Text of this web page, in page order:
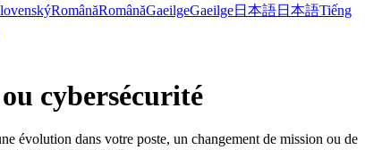
RomânăRomânăGaeilgeGaeilge日本語日本語Tiếng
cybersécurité
évolution dans votre poste, un changement de mission ou de